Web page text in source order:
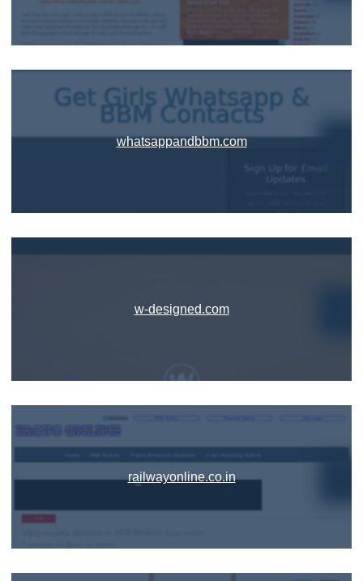
whatsappandbbm.com
w-designed.com
railwayonline.co.in